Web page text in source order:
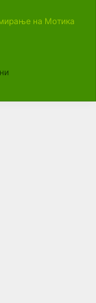
на Мотика